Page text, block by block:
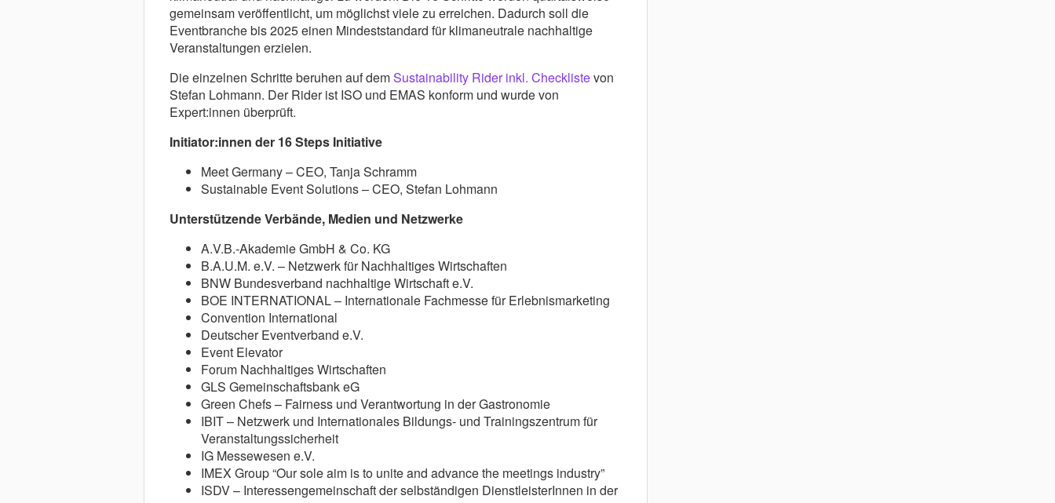
gemeinsam veröffentlicht, um möglichst viele zu erreichen. Dadurch soll die
Eventbranche bis 2025 einen Mindeststandard für klimaneutrale nachhaltige
Veranstaltungen erzielen.
Die einzelnen Schritte beruhen auf demSustainability Rider inkl. Checklistevon
Stefan Lohmann. Der Rider ist ISO und EMAS konform und wurde von
Expert:innen überprüft.
Initiator:innen der 16 Steps Initiative
Meet Germany – CEO, Tanja Schramm
Sustainable Event Solutions – CEO, Stefan Lohmann
Unterstützende Verbände, Medien und Netzwerke
A.V.B.-Akademie GmbH & Co. KG
B.A.U.M. e.V. – Netzwerk für Nachhaltiges Wirtschaften
BNW Bundesverband nachhaltige Wirtschaft e.V.
BOE INTERNATIONAL – Internationale Fachmesse für Erlebnismarketing
Convention International
Deutscher Eventverband e.V.
Event Elevator
Forum Nachhaltiges Wirtschaften
GLS Gemeinschaftsbank eG
Green Chefs – Fairness und Verantwortung in der Gastronomie
IBIT – Netzwerk und Internationales Bildungs- und Trainingszentrum für
Veranstaltungssicherheit
IG Messewesen e.V.
IMEX Group “Our sole aim is to unite and advance the meetings industry”
ISDV – Interessengemeinschaft der selbständigen DienstleisterInnen in der